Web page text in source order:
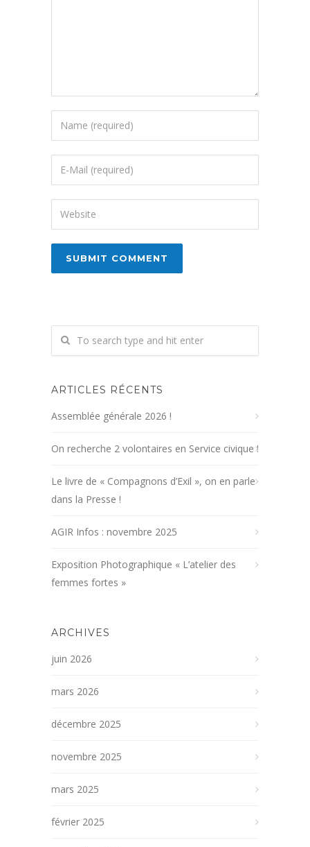
ARTICLES RÉCENTS
Assemblée générale 2026 !
On recherche 2 volontaires en Service civique !
Le livre de « Compagnons d’Exil », on en parle
dans la Presse !
AGIR Infos : novembre 2025
Exposition Photographique « L’atelier des
femmes fortes »
ARCHIVES
juin 2026
mars 2026
décembre 2025
novembre 2025
mars 2025
février 2025